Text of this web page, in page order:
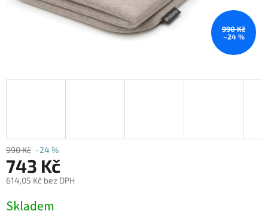
990 Kč
–24 %
990 Kč –24 %
743 Kč
614,05 Kč bez DPH
cena:
Skladem